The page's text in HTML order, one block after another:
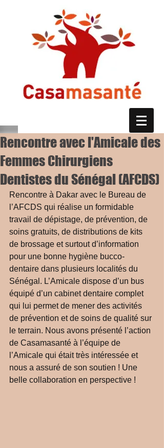
Rencontre avec l'Amicale des
Femmes Chirurgiens
Dentistes du Sénégal (AFCDS)
Rencontre à Dakar avec le Bureau de
l’AFCDS qui réalise un formidable
travail de dépistage, de prévention, de
soins gratuits, de distributions de kits
de brossage et surtout d’information
pour une bonne hygiène bucco-
dentaire dans plusieurs localités du
Sénégal. L’Amicale dispose d’un bus
équipé d’un cabinet dentaire complet
qui lui permet de mener des activités
de prévention et de soins de qualité sur
le terrain. Nous avons présenté l’action
de Casamasanté à l’équipe de
l’Amicale qui était très intéressée et
nous a assuré de son soutien ! Une
belle collaboration en perspective !